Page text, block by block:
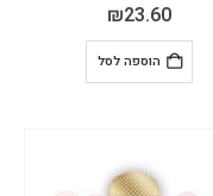
₪23.60
הוספה לסל